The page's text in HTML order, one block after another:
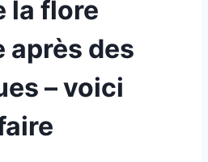
la flore
des
– voici